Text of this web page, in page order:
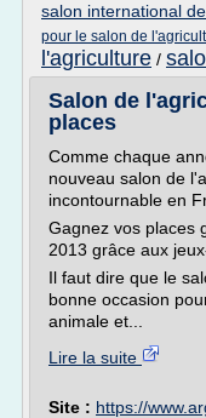
salon international
pour le salon de
l'agriculture /
Salon de
places
Comme chaque
nouveau salon de
incontournable en
Gagnez vos places
2013 grâce aux
Il faut dire que le
bonne occasion
animale et...
Lire la suite
Site : https://